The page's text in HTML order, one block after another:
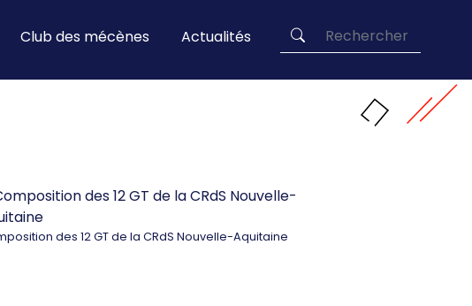
Club des mécènes ActualitésRechercher
des 12 GT de la CRdS Nouvelle-Aquitaine